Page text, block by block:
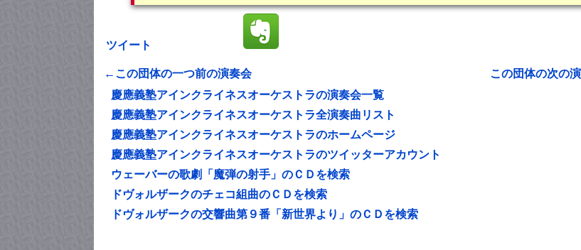
ツイート
←この団体の一つ前の演奏会
この団体の次の
慶應義塾アインクライネスオーケストラの演奏会一覧
慶應義塾アインクライネスオーケストラ全演奏曲リスト
慶應義塾アインクライネスオーケストラのホームページ
慶應義塾アインクライネスオーケストラのツイッターアカウント
ウェーバーの歌劇「魔弾の射手」のＣＤを検索
ドヴォルザークのチェコ組曲のＣＤを検索
ドヴォルザークの交響曲第９番「新世界より」のＣＤを検索